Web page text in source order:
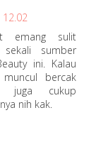
12.02
emang sulit
sekali sumber
ini. Kalau
bercak
juga cukup
nih kak.